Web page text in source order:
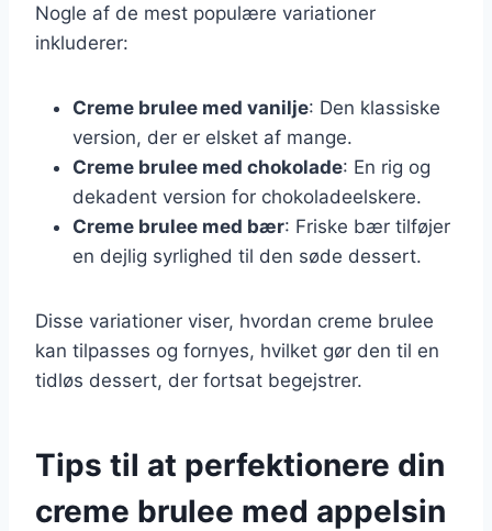
Nogle af de mest populære variationer
inkluderer:
Creme brulee med vanilje: Den klassiske
version, der er elsket af mange.
Creme brulee med chokolade: En rig og
dekadent version for chokoladeelskere.
Creme brulee med bær: Friske bær tilføjer
en dejlig syrlighed til den søde dessert.
Disse variationer viser, hvordan creme brulee
kan tilpasses og fornyes, hvilket gør den til en
tidløs dessert, der fortsat begejstrer.
Tips til at perfektionere din
creme brulee med appelsin